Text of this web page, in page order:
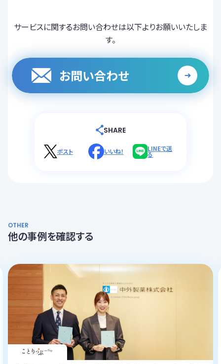
サービスに関するお問い合わせは以下よりお願いいたしま
す。
お問い合わせ
SHARE
ポスト いいね！ LINEで送
る
OTHER
他の事例を確認する